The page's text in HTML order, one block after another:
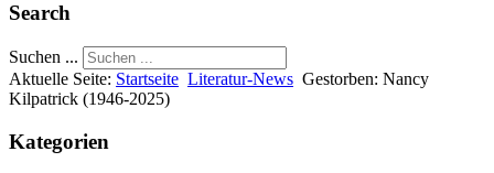
Search
Suchen ...
Aktuelle Seite: Startseite Literatur-News Gestorben: Nancy
Kilpatrick (1946-2025)
Kategorien